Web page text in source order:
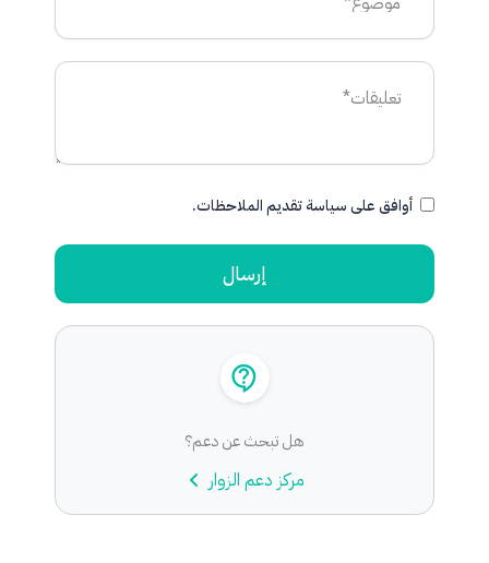
أوافق على سياسة تقديم الملاحظات.
إرسال
هل تبحث عن دعم؟
مركز دعم الزوار